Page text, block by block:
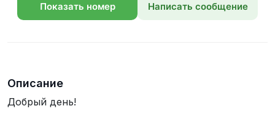
Показать номер Написать сообщение
Описание
Добрый день!